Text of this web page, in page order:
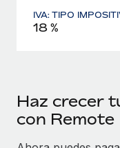
IVA: TIPO
18 %
Haz crecer
con Remote